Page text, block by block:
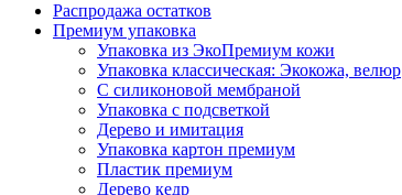
Распродажа остатков
Премиум упаковка
Упаковка из ЭкоПремиум кожи
Упаковка классическая: Экокожа, велюр
С силиконовой мембраной
Упаковка с подсветкой
Дерево и имитация
Упаковка картон премиум
Пластик премиум
Дерево кедр